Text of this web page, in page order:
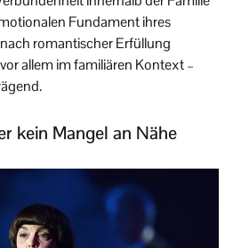
Fundament ihres
romantischer Erfüllung
allem im familiären Kontext –
kein Mangel an Nähe